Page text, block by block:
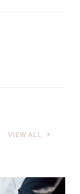
VIEW ALL